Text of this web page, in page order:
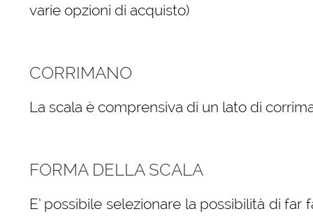
varie opzioni di acquisto)
CORRIMANO
La scala è comprensiva di un lato di
FORMA DELLA SCALA
E’ possibile selezionare la possibilità di